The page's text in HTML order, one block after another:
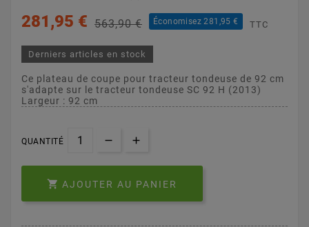
281,95 € 563,90 € Économisez 281,95 € TTC
Derniers articles en stock
Ce plateau de coupe pour tracteur tondeuse de 92 cm
s'adapte sur le tracteur tondeuse SC 92 H (2013)
Largeur : 92 cm
QUANTITÉ
 AJOUTER AU PANIER